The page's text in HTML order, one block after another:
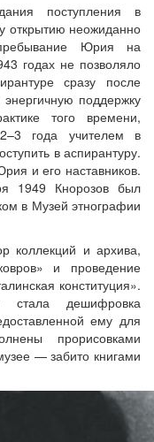
поступления в
открытию неожиданно
Юрия на
годах не позволяло
сразу после
поддержку
того времени,
года учителем в
в аспирантуру.
и его наставников.
1949 Кнорозов был
в Музей этнографии
коллекций и архива,
и проведение
конституция».
стала дешифровка
ему для
прорисовками
— забито книгами